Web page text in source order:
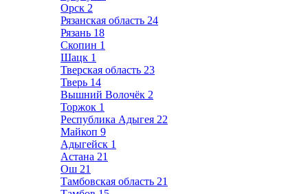
Орск 2
Рязанская область 24
Рязань 18
Скопин 1
Шацк 1
Тверская область 23
Тверь 14
Вышний Волочёк 2
Торжок 1
Республика Адыгея 22
Майкоп 9
Адыгейск 1
Астана 21
Ош 21
Тамбовская область 21